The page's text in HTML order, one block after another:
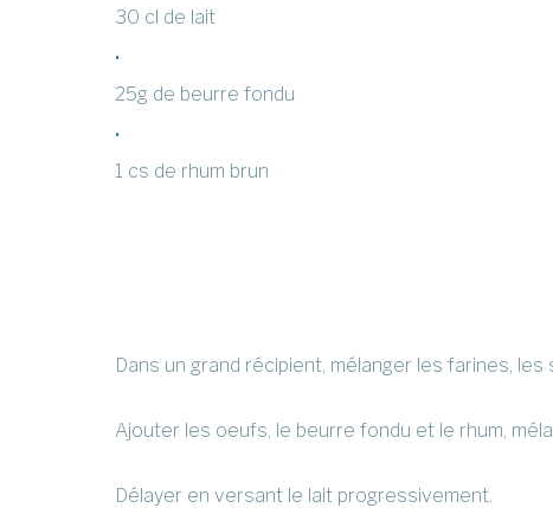
30 cl de lait
25g de beurre fondu
1 cs de rhum brun
Dans un grand récipient, mélanger les farines,
Ajouter les oeufs, le beurre fondu et le rhum,
Délayer en versant le lait progressivement.